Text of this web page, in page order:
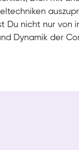
Du nicht nur von
Dynamik der